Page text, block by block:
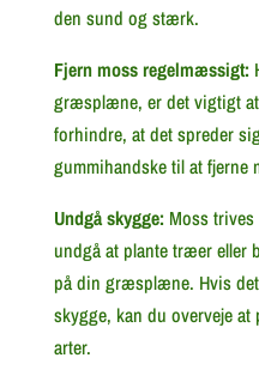
den sund og stærk.
Fjern moss regelmæssigt:
græsplæne, er det vigtigt
forhindre, at det spreder
gummihandske til at fjerne
Undgå skygge: Moss
undgå at plante træer eller
på din græsplæne. Hvis
skygge, kan du overveje
arter.